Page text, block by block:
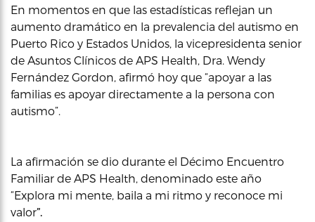
En momentos en que las estadísticas reflejan un
aumento dramático en la prevalencia del autismo en
Puerto Rico y Estados Unidos, la vicepresidenta senior
de Asuntos Clínicos de APS Health, Dra. Wendy
Fernández Gordon, afirmó hoy que “apoyar a las
familias es apoyar directamente a la persona con
autismo”.
La afirmación se dio durante el Décimo Encuentro
Familiar de APS Health, denominado este año
“Explora mi mente, baila a mi ritmo y reconoce mi
valor”.